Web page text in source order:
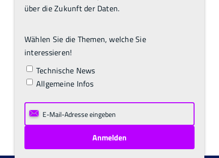
über die Zukunft der Daten.
Wählen Sie die Themen, welche Sie
interessieren!
Technische News
Allgemeine Infos